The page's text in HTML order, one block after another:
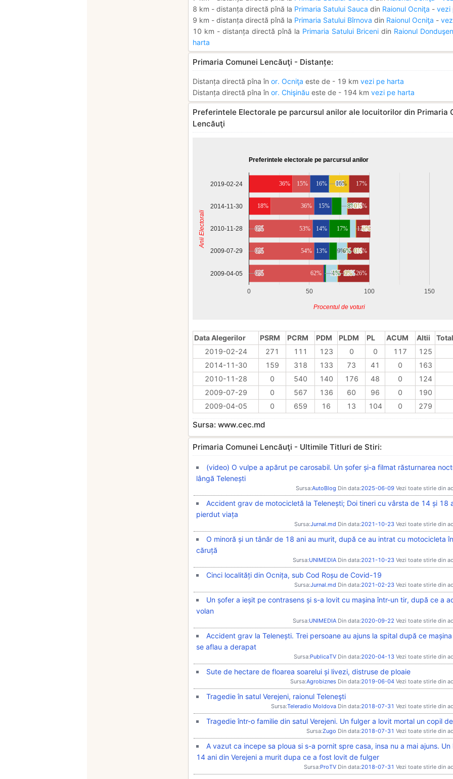
8 km - distanța directă pînă la Primaria Satului Sauca din Raionul Ocniţa - vezi
9 km - distanța directă pînă la Primaria Satului Bîrnova din Raionul Ocniţa -
10 km - distanța directă pînă la Primaria Satului Briceni din Raionul
harta
Primaria Comunei Lencăuţi - Distanțe:
Distanța directă pîna în or. Ocniţa este de - 19 km vezi pe harta
Distanța directă pîna în or. Chişinău este de - 194 km vezi pe harta
Preferintele Electorale pe parcursul anilor ale locuitorilor din Primaria
Lencăuţi
Preferintele electorale pe parcursul anilor
0 50 100 150
2019-02-24
2014-11-30
2010-11-28
2009-07-29
2009-04-05
36%
18%
0%
0%
0%
0%
0%
0%
15%
36%
53%
54%
62%
16%
15%
14%
13%
1%
1%
0%
0%
8%
8%
17%
6%
6%
1%
1%
0%
0%
5%
5%
5%
5%
9%
10%
10%
16%
0%
0%
0%
0%
0%
0%
0%
0%
17%
18%
12%
18%
26%
Procentul de voturi
Anii Electorali
Data Alegerilor PSRM PCRM PDM PLDM PL ACUM Altii
2019-02-24
271 111 123 0 0 117 125
2014-11-30
159 318 133 73 41 0 163
2010-11-28
0 540 140 176 48 0 124
2009-07-29
0 567 136 60 96 0 190
2009-04-05
0 659 16 13 104 0 279
Sursa: www.cec.md
Primaria Comunei Lencăuţi - Ultimile Titluri de Stiri:
(video) O vulpe a apărut pe carosabil. Un șofer și-a filmat răsturnarea
lângă Telenești
Sursa:AutoBlog Din data:2025-06-09 Vezi toate stirle din
Accident grav de motocicletă la Telenești; Doi tineri cu vârsta de 14 și 18
pierdut viața
Sursa:Jurnal.md Din data:2021-10-23 Vezi toate stirle din
O minoră și un tânăr de 18 ani au murit, după ce au intrat cu motocicleta
căruță
Sursa:UNIMEDIA Din data:2021-10-23 Vezi toate stirle din
Cinci localități din Ocnița, sub Cod Roșu de Covid-19
Sursa:Jurnal.md Din data:2021-02-23 Vezi toate stirle din
Un șofer a ieșit pe contrasens și s-a lovit cu mașina într-un tir, după ce a
volan
Sursa:UNIMEDIA Din data:2020-09-22 Vezi toate stirle din
Accident grav la Telenești. Trei persoane au ajuns la spital după ce
se aflau a derapat
Sursa:PublicaTV Din data:2020-04-13 Vezi toate stirle din
Sute de hectare de floarea soarelui și livezi, distruse de ploaie
Sursa:Agrobiznes Din data:2019-06-04 Vezi toate stirle din
Tragedie în satul Verejeni, raionul Teleneşti
Sursa:Teleradio Moldova Din data:2018-07-31 Vezi toate stirle din
Tragedie într-o familie din satul Verejeni. Un fulger a lovit mortal un copil
Sursa:Zugo Din data:2018-07-31 Vezi toate stirle din
A vazut ca incepe sa ploua si s-a pornit spre casa, insa nu a mai ajuns.
14 ani din Verejeni a murit dupa ce a fost lovit de fulger
Sursa:ProTV Din data:2018-07-31 Vezi toate stirle din